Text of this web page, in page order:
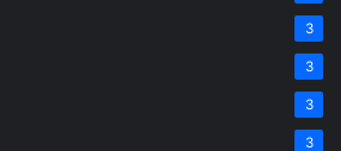
3
3
3
3